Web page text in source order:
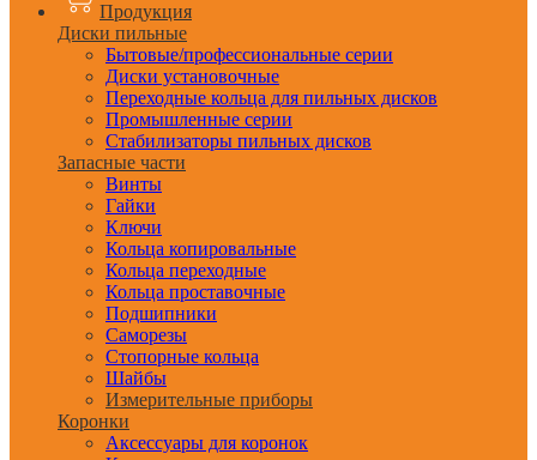
Продукция
Диски пильные
Бытовые/профессиональные серии
Диски установочные
Переходные кольца для пильных дисков
Промышленные серии
Стабилизаторы пильных дисков
Запасные части
Винты
Гайки
Ключи
Кольца копировальные
Кольца переходные
Кольца проставочные
Подшипники
Саморезы
Стопорные кольца
Шайбы
Измерительные приборы
Коронки
Аксессуары для коронок